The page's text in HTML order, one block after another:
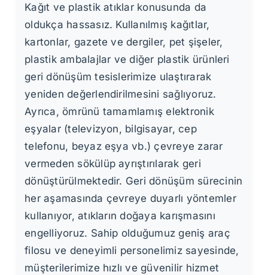
Kağıt ve plastik atıklar konusunda da
oldukça hassasız. Kullanılmış kağıtlar,
kartonlar, gazete ve dergiler, pet şişeler,
plastik ambalajlar ve diğer plastik ürünleri
geri dönüşüm tesislerimize ulaştırarak
yeniden değerlendirilmesini sağlıyoruz.
Ayrıca, ömrünü tamamlamış elektronik
eşyalar (televizyon, bilgisayar, cep
telefonu, beyaz eşya vb.) çevreye zarar
vermeden sökülüp ayrıştırılarak geri
dönüştürülmektedir. Geri dönüşüm sürecinin
her aşamasında çevreye duyarlı yöntemler
kullanıyor, atıkların doğaya karışmasını
engelliyoruz. Sahip olduğumuz geniş araç
filosu ve deneyimli personelimiz sayesinde,
müşterilerimize hızlı ve güvenilir hizmet